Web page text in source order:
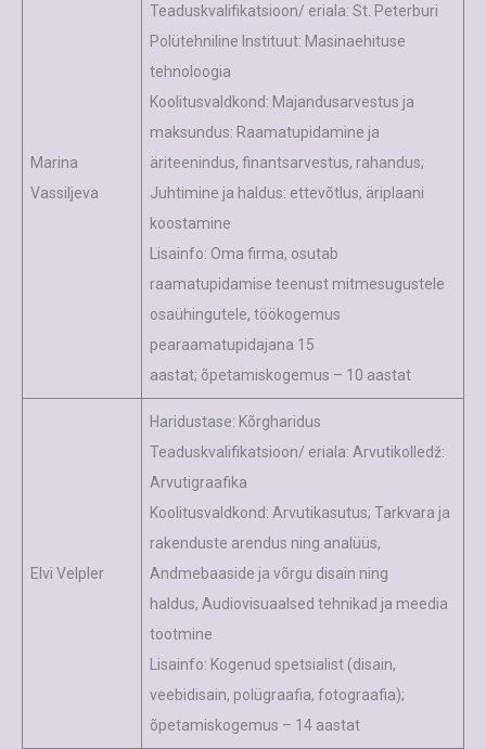
Marina
Vassiljeva
Teaduskvalifikatsioon/ eriala: St. Peterburi
Polütehniline Instituut: Masinaehituse
tehnoloogia
Koolitusvaldkond: Majandusarvestus ja
maksundus: Raamatupidamine ja
äriteenindus, finantsarvestus, rahandus;
Juhtimine ja haldus: ettevõtlus, äriplaani
koostamine
Lisainfo: Oma firma, osutab
raamatupidamise teenust mitmesugustele
osaühingutele, töökogemus
pearaamatupidajana 15
aastat; õpetamiskogemus – 10 aastat
Elvi Velpler
Haridustase: Kõrgharidus
Teaduskvalifikatsioon/ eriala: Arvutikolledž:
Arvutigraafika
Koolitusvaldkond: Arvutikasutus; Tarkvara ja
rakenduste arendus ning analüüs,
Andmebaaside ja võrgu disain ning
haldus, Audiovisuaalsed tehnikad ja meedia
tootmine
Lisainfo: Kogenud spetsialist (disain,
veebidisain, polügraafia, fotograafia);
õpetamiskogemus – 14 aastat